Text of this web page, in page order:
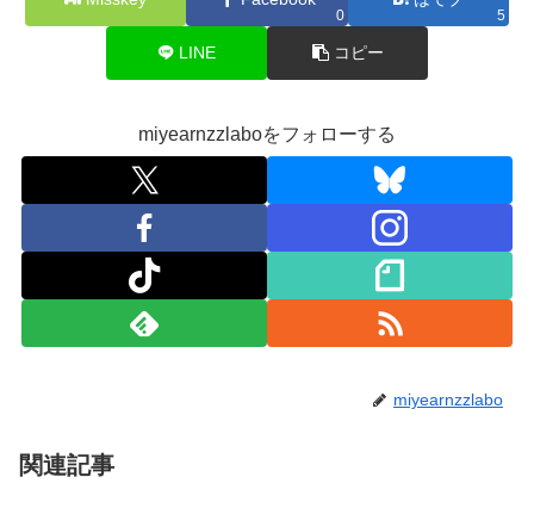
0 5
LINE コピー
miyearnzzlaboをフォローする
miyearnzzlabo
関連記事